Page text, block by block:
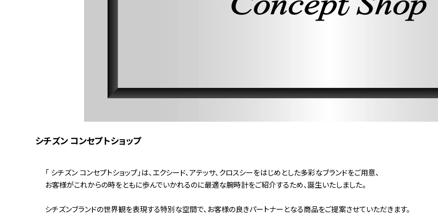
シチズン コンセプトショップ
「 シチズン コンセプトショップ」は、エクシード、アテッサ、クロスシーをはじめとした多彩なブランドをご用意、
お客様がこれからの時をともに歩んでいかれるのに最適な腕時計をご紹介するため、誕生いたしました。
シチズンブランドの世界観を表現する特別な空間で、お客様の良きパートナーとなる商品をご提案させていただきます。